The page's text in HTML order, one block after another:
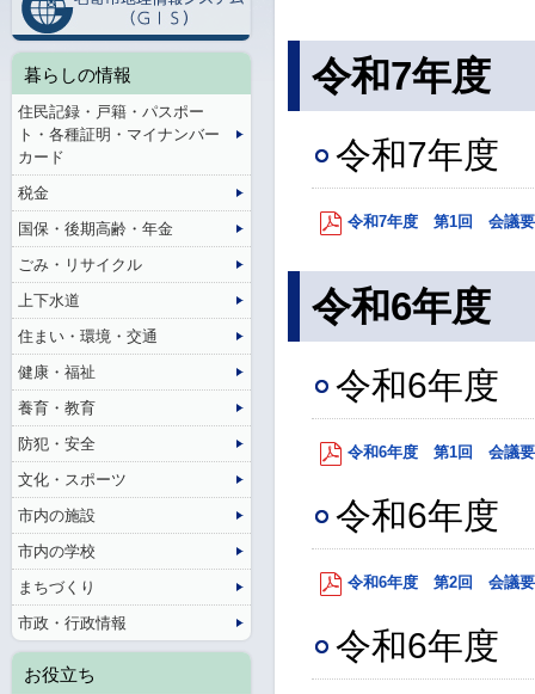
令和7年度
令和7年度
令和7年度 第1回 会議要
令和6年度
令和6年度
令和6年度 第1回 会議要
令和6年度
令和6年度 第2回 会議要
令和6年度
暮らしの情報
住民記録・戸籍・パスポー
ト・各種証明・マイナンバー
カード
税金
国保・後期高齢・年金
ごみ・リサイクル
上下水道
住まい・環境・交通
健康・福祉
養育・教育
防犯・安全
文化・スポーツ
市内の施設
市内の学校
まちづくり
市政・行政情報
お役立ち